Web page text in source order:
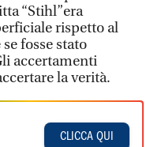
“Stihl”era
rispetto al
fosse stato
accertamenti
la verità.
CLICCA QUI